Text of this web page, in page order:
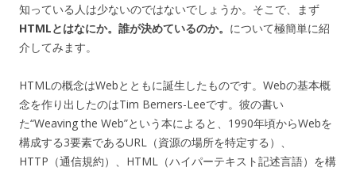
知っている人は少ないのではないでしょうか。そこで、まず
HTMLとはなにか。誰が決めているのか。 について極簡単に紹
介してみます。
HTMLの概念はWebとともに誕生したものです。Webの基本概
念を作り出したのはTim Berners-Leeです。彼の書い
た“Weaving the Web”という本によると、1990年頃からWebを
構成する3要素であるURL（資源の場所を特定する）、
HTTP（通信規約）、HTML（ハイパーテキスト記述言語）を構